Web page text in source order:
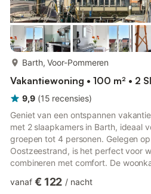
Barth, Voor-Pommeren
Vakantiewoning • 100 m² • 2
9,9 (15 recensies)
Geniet van een ontspannen
met 2 slaapkamers in Barth, ideaal
groepen tot 4 personen. Gelegen
Oostzeestrand, is het perfect voor
combineren met comfort. De
te ontspannen na een dagje
vanaf € 122 / nacht